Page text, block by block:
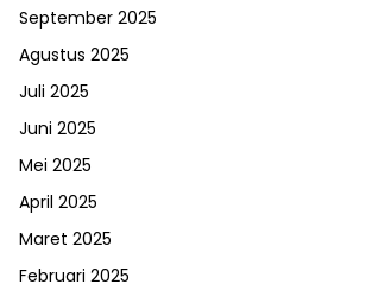
September 2025
Agustus 2025
Juli 2025
Juni 2025
Mei 2025
April 2025
Maret 2025
Februari 2025